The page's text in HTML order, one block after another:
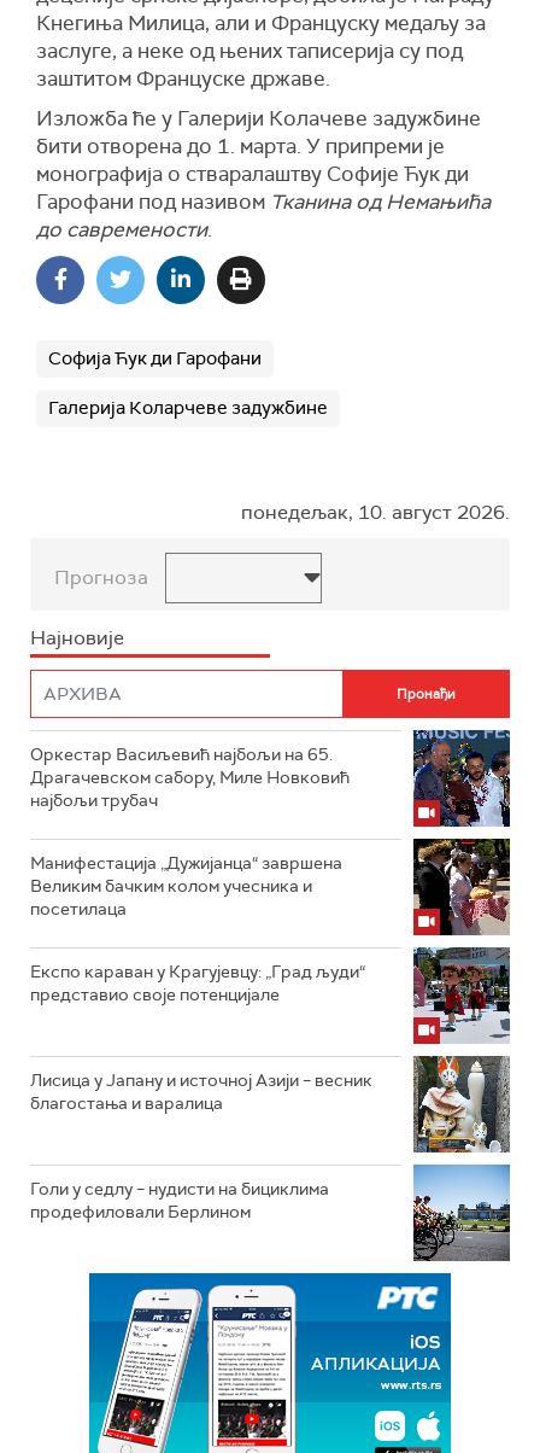
Кнегиња Милица, али и Француску медаљу за
заслуге, а неке од њених таписерија су под
заштитом Француске државе.
Изложба ће у Галерији Колачеве задужбине
бити отворена до 1. марта. У припреми је
монографија о стваралаштву Софије Ћук ди
Гарофани под називом Тканина од Немањића
до савремености.
Софија Ћук ди Гарофани
Галерија Коларчеве задужбине
понедељак, 10. август 2026.
Прогноза
Најновије
Оркестар Васиљевић најбољи на 65.
Драгачевском сабору, Миле Новковић
најбољи трубач
Манифестација „Дужијанца“ завршена
Великим бачким колом учесника и
посетилаца
Експо караван у Крагујевцу: „Град људи“
представио своје потенцијале
Лисица у Јапану и источној Азији – весник
благостања и варалица
Голи у седлу – нудисти на бициклима
продефиловали Берлином